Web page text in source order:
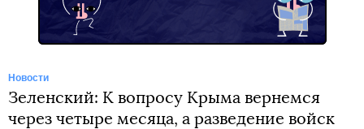
Новости
Зеленский: К вопросу Крыма вернемся
через четыре месяца, а разведение войск